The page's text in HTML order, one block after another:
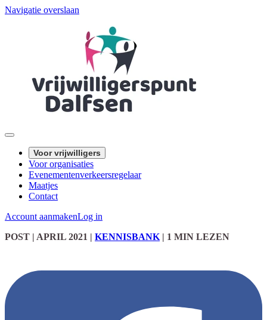
Navigatie overslaan
Voor vrijwilligers
Voor organisaties
Evenementenverkeersregelaar
Maatjes
Contact
Account aanmakenLog in
POST | APRIL 2021 | KENNISBANK | 1 MIN LEZEN